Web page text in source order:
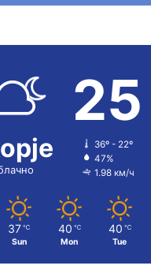
25
36º - 22º
47%
1.98 км/ч
37 ℃
Sun
40 ℃
Mon
40 ℃
Tue